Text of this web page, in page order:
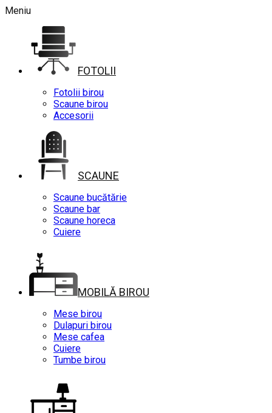
Meniu
FOTOLII
Fotolii birou
Scaune birou
Accesorii
SCAUNE
Scaune bucătărie
Scaune bar
Scaune horeca
Cuiere
MOBILĂ BIROU
Mese birou
Dulapuri birou
Mese cafea
Cuiere
Tumbe birou